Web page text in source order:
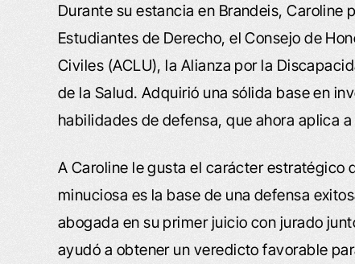
Durante su estancia en Brandeis,
Estudiantes de Derecho, el Consejo de
Civiles (ACLU), la Alianza por la
de la Salud. Adquirió una sólida base en
habilidades de defensa, que ahora aplica
A Caroline le gusta el carácter estratégico
minuciosa es la base de una defensa
abogada en su primer juicio con jurado
ayudó a obtener un veredicto favorable